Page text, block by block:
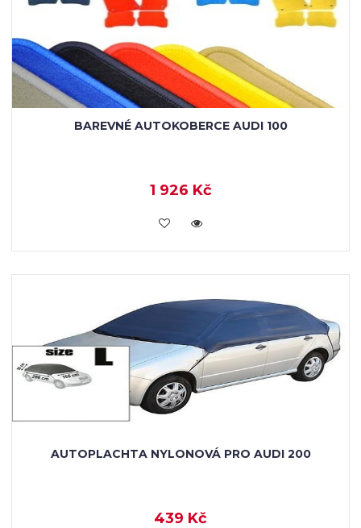
BAREVNÉ AUTOKOBERCE AUDI 100
1 926 Kč
KOUPIT
AUTOPLACHTA NYLONOVÁ PRO AUDI 200
439 Kč